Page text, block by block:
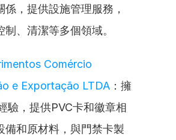
係，提供設施管理服務，
制、清潔等多個領域。
Comércio
e Exportação LTDA ：擁
驗，提供PVC卡和徽章相
備和原材料，與門禁卡製